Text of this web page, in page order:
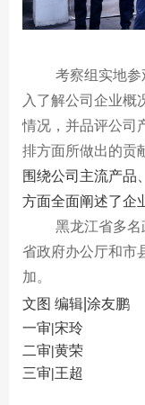
考察组实地
入了解公司企业概
情况，并品评公司
排方面所做出的贡
围绕公司 主流产品
方面全面阐述了企
黑龙江省多名
省政府办公厅和市
加。
文图 编辑|涂友鹏
一审|宋玲
二审|黄荣
三审|王超